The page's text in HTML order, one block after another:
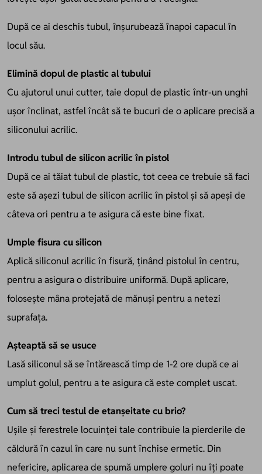
După ce ai deschis tubul, înșurubează înapoi capacul în
locul său.
Elimină dopul de plastic al tubului
Cu ajutorul unui cutter, taie dopul de plastic într-un unghi
ușor înclinat, astfel încât să te bucuri de o aplicare precisă a
siliconului acrilic.
Introdu tubul de silicon acrilic în pistol
După ce ai tăiat tubul de plastic, tot ceea ce trebuie să faci
este să așezi tubul de silicon acrilic în pistol și să apeși de
câteva ori pentru a te asigura că este bine fixat.
Umple fisura cu silicon
Aplică siliconul acrilic în fisură, ținând pistolul în centru,
pentru a asigura o distribuire uniformă. După aplicare,
folosește mâna protejată de mănuși pentru a netezi
suprafața.
Așteaptă să se usuce
Lasă siliconul să se întărească timp de 1-2 ore după ce ai
umplut golul, pentru a te asigura că este complet uscat.
Cum să treci testul de etanșeitate cu brio?
Ușile și ferestrele locuinței tale contribuie la pierderile de
căldură în cazul în care nu sunt închise ermetic. Din
nefericire, aplicarea de spumă umplere goluri nu îți poate